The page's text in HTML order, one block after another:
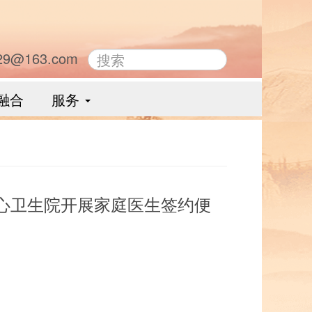
合 服务
生院开展家庭医生签约便